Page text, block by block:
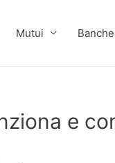
Mutui Banche
e